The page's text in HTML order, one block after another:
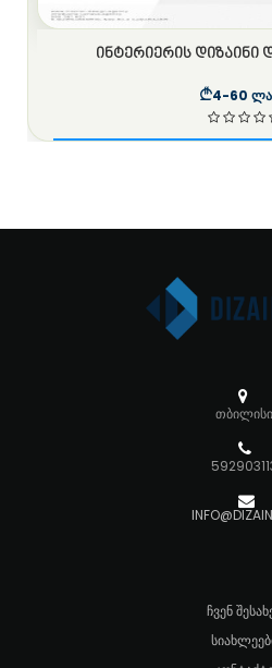
ᲘᲜᲢᲔᲠᲘᲔᲠᲘᲡ ᲓᲘᲖᲐᲘᲜᲘ
4-60
თბილისი
ᲩᲕᲔᲜ